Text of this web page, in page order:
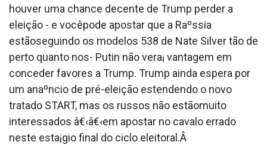
houver uma chance decente de Trump perder a
eleição - e vocêpode apostar que a Raºssia
estãoseguindo os modelos 538 de Nate Silver tão de
perto quanto nos- Putin não vera¡ vantagem em
conceder favores a Trump. Trump ainda espera por
um anaºncio de pré-eleição estendendo o novo
tratado START, mas os russos não estãomuito
interessados â€‹â€‹em apostar no cavalo errado
neste esta¡gio final do ciclo eleitoral.Â